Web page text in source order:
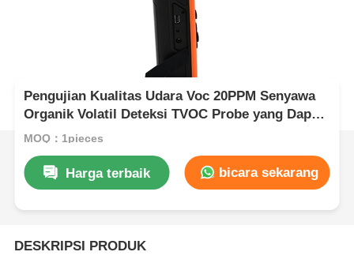
Pengujian Kualitas Udara Voc 20PPM Senyawa
Organik Volatil Deteksi TVOC Probe yang Dapat
Diganti
MOQ：1pieces
Harga terbaik bicara sekarang
DESKRIPSI PRODUK